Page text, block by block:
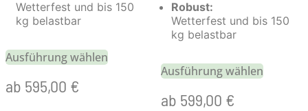
Wetterfest und bis 150
kg belastbar
Ausführung wählen
ab 595,00 €
Robust:
Wetterfest und bis 150
kg belastbar
Ausführung wählen
ab 599,00 €